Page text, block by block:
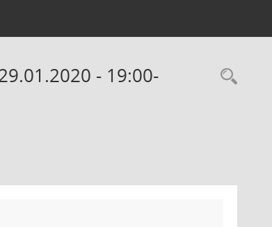
- 19:00-